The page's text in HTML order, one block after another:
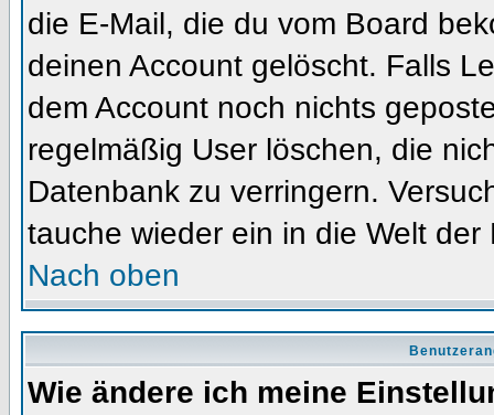
die E-Mail, die du vom Board
deinen Account gelöscht. Falls
dem Account noch nichts
regelmäßig User löschen, die
Datenbank zu verringern.
tauche wieder ein in die Welt der
Nach oben
Wie ändere ich meine